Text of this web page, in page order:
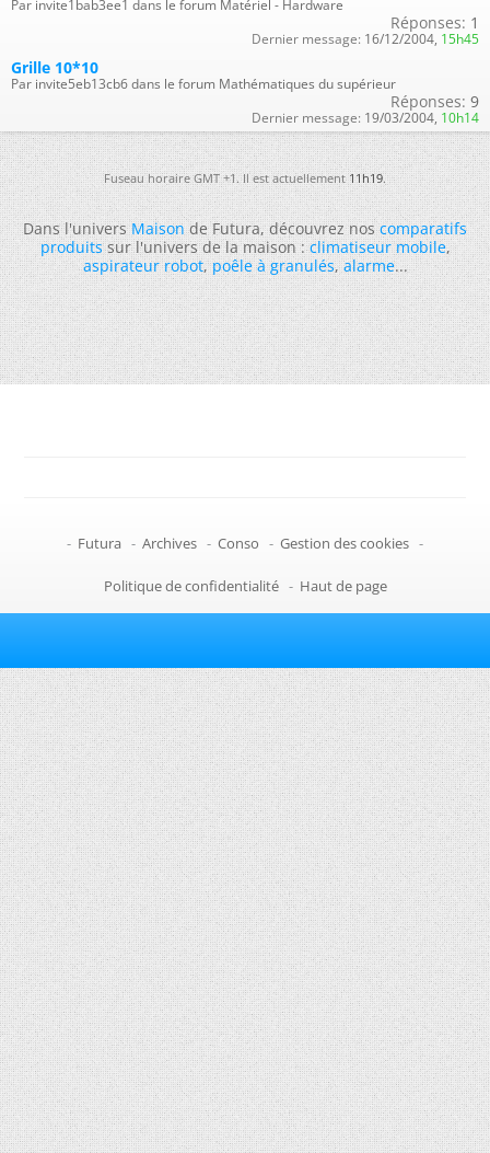
Par invite1bab3ee1 dans le forum Matériel - Hardware
Réponses: 1
Dernier message: 16/12/2004, 15h45
Grille 10*10
Par invite5eb13cb6 dans le forum Mathématiques du supérieur
Réponses: 9
Dernier message: 19/03/2004, 10h14
Fuseau horaire GMT +1. Il est actuellement11h19.
Dans l'universMaisonde Futura, découvrez noscomparatifs
produitssur l'univers de la maison :climatiseur mobile,
aspirateur robot,poêle à granulés,alarme...
- Futura - Archives - Conso - Gestion des cookies -
Politique de confidentialité - Haut de page